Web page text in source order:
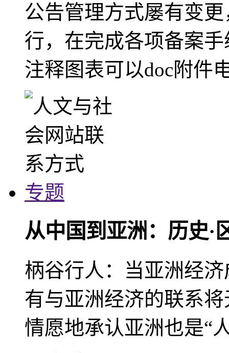
公告管理方式屡有变
行，在完成各项备案
注释图表可以doc附件
专题
从中国到亚洲：历史·
柄谷行人：当亚洲经
有与亚洲经济的联系
情愿地承认亚洲也是“